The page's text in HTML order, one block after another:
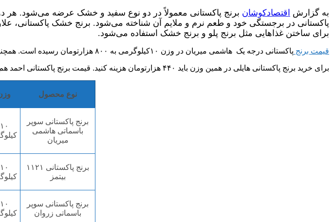
به گزارش اقتصادکوشان برنج پاکستانی معمولاً در دو نوع سفید و خشک عرضه می‌شود. هر
پاکستانی در برجستگی خود و طعم نرم و ملایم آن شناخته می‌شود. برنج خشک پاکستانی،
برای ساختن غذاهایی مثل برنج پلو و برنج خشک استفاده می‌شود.
قیمت برنج پاکستانی درجه یک هاشمی میریان در وزن ۱۰کیلوگرمی به ۸۰۰ هزارتومان رسیده است. همچنین قیمت برنج پاکستانی طبیعت در کیسه ۱۰کیلوگرمی نیز ۶۲۰ هزارتوان شده است.
برای خرید برنج پاکستانی هایلی در همین وزن باید ۴۴۰ هزارتومان هزینه کنید. قیمت برنج پاکستانی احمد هم ۵۸۸ هزارتومان است.
نوع محصول
برنج پاکستانی سوپر
باسماتی هاشمی
میریان
۱۰
برنج پاکستانی ۱۱۲۱
بیتمز
۱۰
برنج پاکستانی سوپر
باسماتی زروان
۱۰